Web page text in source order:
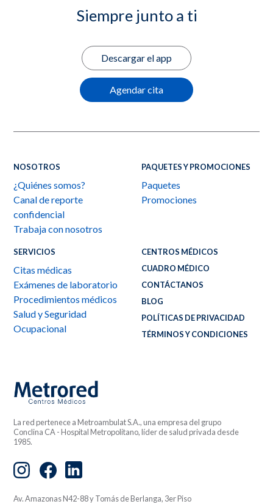
Siempre junto a ti
Descargar el app
Agendar cita
La red pertenece a Metroambulat S.A., una empresa del grupo
Conclina CA - Hospital Metropolitano, líder de salud privada desde
1985.
Av. Amazonas N42-88 y Tomás de Berlanga, 3er Piso
NOSOTROS
¿Quiénes somos?
Canal de reporte
confidencial
Trabaja con nosotros
SERVICIOS
Citas médicas
Exámenes de laboratorio
Procedimientos médicos
Salud y Seguridad
Ocupacional
PAQUETES Y PROMOCIONES
Paquetes
Promociones
CENTROS MÉDICOS
CUADRO MÉDICO
CONTÁCTANOS
BLOG
POLÍTICAS DE PRIVACIDAD
TÉRMINOS Y CONDICIONES